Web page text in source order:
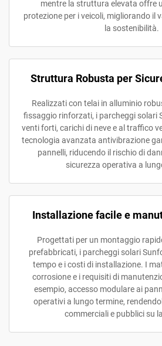
mentre la struttura elevata offre
protezione per i veicoli, migliorando il
la sostenibilità.
Struttura Robusta per
Realizzati con telai in alluminio
fissaggio rinforzati, i parcheggi solari
venti forti, carichi di neve e al traffico
tecnologia avanzata antivibrazione
pannelli, riducendo il rischio di
sicurezza operativa a
Installazione facile e
Progettati per un montaggio
prefabbricati, i parcheggi solari
tempo e i costi di installazione. I
corrosione e i requisiti di
esempio, accesso modulare ai
operativi a lungo termine,
commerciali e pubblici su